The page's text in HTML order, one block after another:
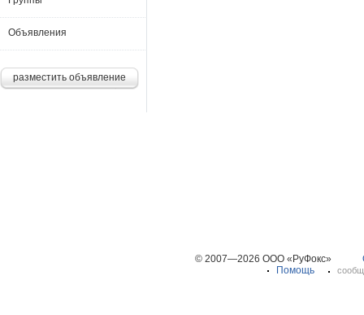
Объявления
разместить объявление
© 2007—2026 ООО «РуФокс»
Помощь